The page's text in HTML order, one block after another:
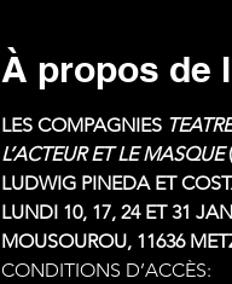
À propos de
LES COMPAGNIES
L’ACTEUR ET LE MASQUE
LUDWIG PINEDA ET
LUNDI 10, 17, 24 ET 31
MOUSOUROU, 11636
CONDITIONS D’ACCÈS: